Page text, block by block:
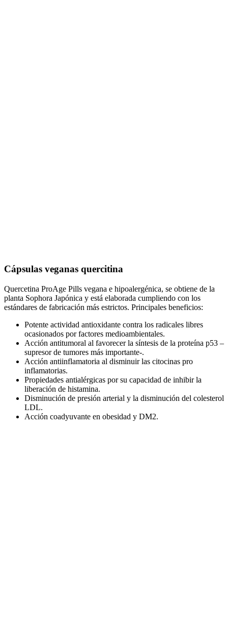
Cápsulas veganas quercitina
Quercetina ProAge Pills vegana e hipoalergénica, se obtiene de la
planta Sophora Japónica y está elaborada cumpliendo con los
estándares de fabricación más estrictos. Principales beneficios:
Potente actividad antioxidante contra los radicales libres
ocasionados por factores medioambientales.
Acción antitumoral al favorecer la síntesis de la proteína p53 –
supresor de tumores más importante-.
Acción antiinflamatoria al disminuir las citocinas pro
inflamatorias.
Propiedades antialérgicas por su capacidad de inhibir la
liberación de histamina.
Disminución de presión arterial y la disminución del colesterol
LDL.
Acción coadyuvante en obesidad y DM2.